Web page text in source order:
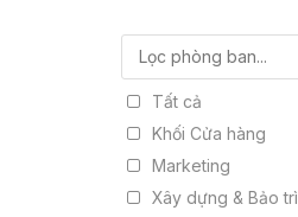
Tất cả
Khối Cửa hàng
Marketing
Xây dựng & Bảo trì